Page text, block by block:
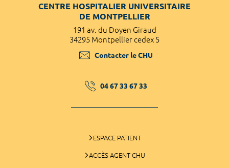
CENTRE HOSPITALIER UNIVERSITAIRE
DE MONTPELLIER
191 av. du Doyen Giraud
34295 Montpellier cedex 5
Contacter le CHU
04 67 33 67 33
ESPACE PATIENT
ACCÈS AGENT CHU